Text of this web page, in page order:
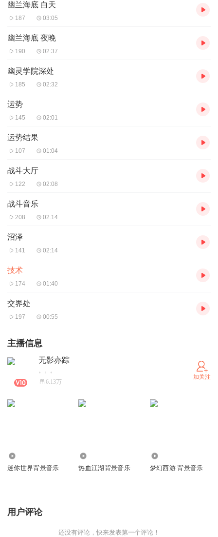
韩国：트릭스터
美国：Trickster Online
幽兰海底 白天
187 03:05
幽兰海底 夜晚
190 02:37
幽灵学院深处
185 02:32
运势
145 02:01
运势结果
107 01:04
战斗大厅
122 02:08
战斗音乐
208 02:14
沼泽
141 02:14
技术
174 01:40
交界处
197 00:55
主播信息
无影亦踪
。。。
6.13万
加关注
迷你世界背景音乐 热血江湖背景音乐 梦幻西游 背景音乐
用户评论
还没有评论，快来发表第一个评论！